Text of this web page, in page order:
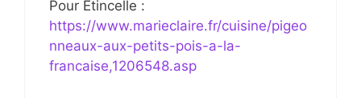
Pour Etincelle :
https://www.marieclaire.fr/cuisine/pigeo
nneaux-aux-petits-pois-a-la-
francaise,1206548.asp